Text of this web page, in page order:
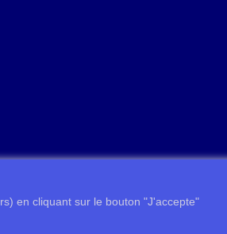
en cliquant sur le bouton "J'accepte"